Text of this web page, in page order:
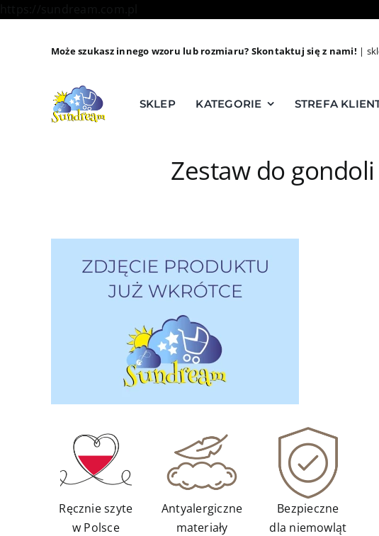
content
Może szukasz innego wzoru lub rozmiaru? Skontaktuj się z nami! |
SKLEP KATEGORIE STREFA
Zestaw do
Ręcznie szyte
w Polsce
Antyalergiczne
materiały
Bezpieczne
dla niemowląt